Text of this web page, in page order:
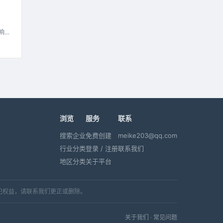
因
浏览
搜索企业
行业分类
地区分类
服务
免费创建
登录 / 注册
关于平台
联系
meike203@qq.com
联系我们
益，请联系我们更正或删除。
关于我们 · 常见问题